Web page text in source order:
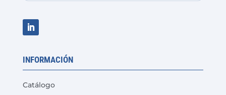
INFORMACIÓN
Catálogo